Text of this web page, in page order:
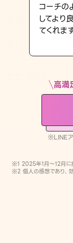
LINE占い
※LINEアプリ内のサービス
コーチの
してより
てくれます
高満
※LINEア
※1 2025年1月〜12月に
※2 個人の感想であり、